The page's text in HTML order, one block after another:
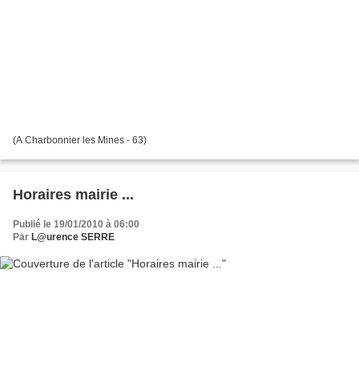
(A Charbonnier les Mines - 63)
Horaires mairie ...
Publié le 19/01/2010 à 06:00
Par L@urence SERRE